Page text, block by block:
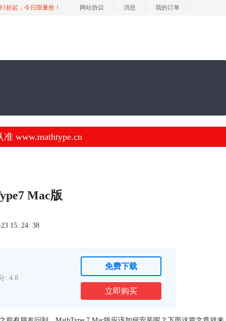
折起，今日限量抢！ 网站协议 消息 我的订单
www.mathtype.cn
Mac版
15: 24: 38
: 4.8
免费下载
立即购买